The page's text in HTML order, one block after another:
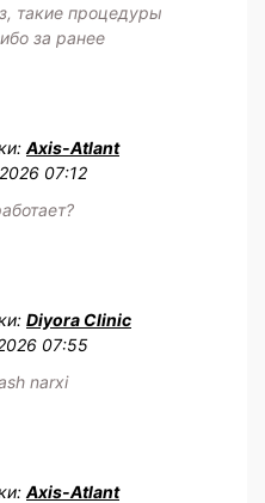
такие процедуры
за ранее
Axis-Atlant
07:12
Diyora Clinic
07:55
narxi
Axis-Atlant